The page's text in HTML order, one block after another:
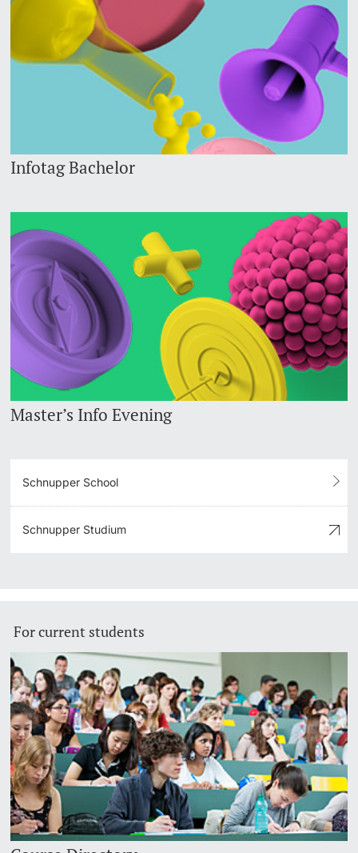
Infotag Bachelor
Master’s Info Evening
Schnupper School
Schnupper Studium
For current students